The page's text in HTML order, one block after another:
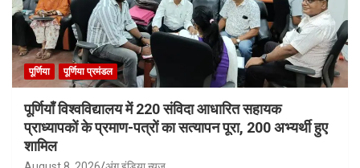
पूर्णिया पूर्णिया प्रमंडल
पूर्णियाँ विश्वविद्यालय में 220 संविदा आधारित सहायक
प्राध्यापकों के प्रमाण-पत्रों का सत्यापन पूरा, 200 अभ्यर्थी हुए
शामिल